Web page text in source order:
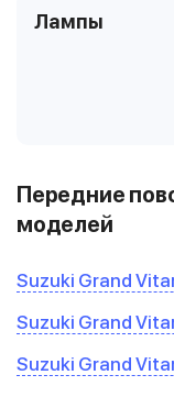
Лампы
Передние
моделей
Suzuki Grand
Suzuki Grand
Suzuki Grand